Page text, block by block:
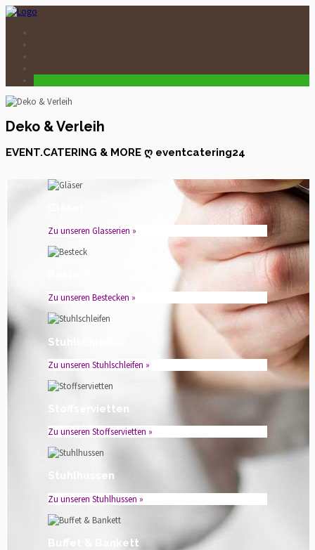
Deko & Verleih
EVENT.CATERING & MORE ღ eventcatering24
Zu unseren Glasserien »
Zu unseren Bestecken »
Stuhlschleifen
Zu unseren Stuhlschleifen »
Stoffservietten
Zu unseren Stoffservietten »
Stuhlhussen
Zu unseren Stuhlhussen »
Buffet & Bankett